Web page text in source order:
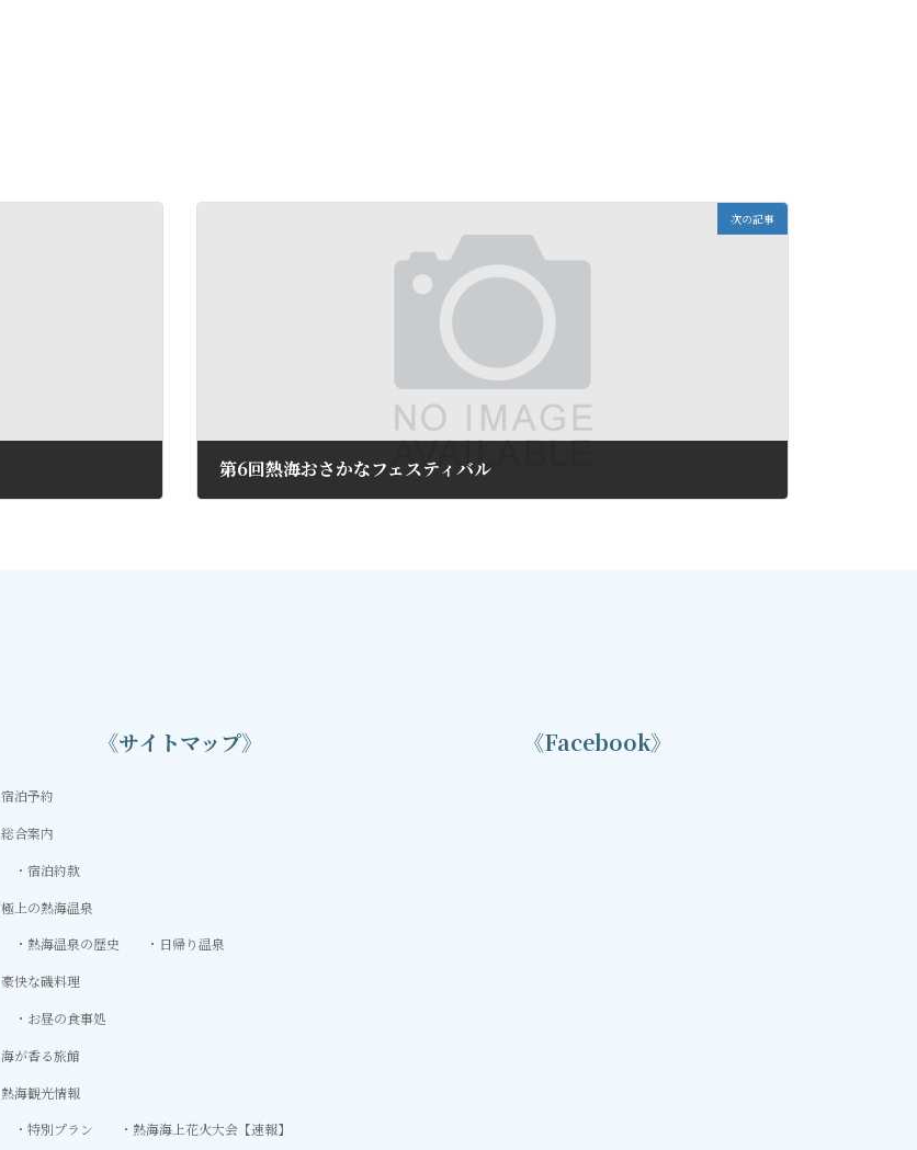
次の記事
第6回熱海おさかなフェスティバル
《サイトマップ》
宿泊予約
総合案内
宿泊約款
極上の熱海温泉
熱海温泉の歴史
日帰り温泉
豪快な磯料理
お昼の食事処
海が香る旅館
熱海観光情報
特別プラン
熱海海上花火大会【速報】
《Facebook》